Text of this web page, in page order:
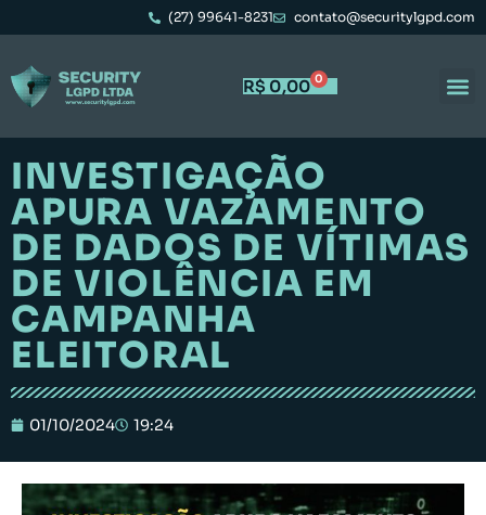
(27) 99641-8231 contato@securitylgpd.com
R$ 0,00 0
INVESTIGAÇÃO
APURA VAZAMENTO
DE DADOS DE VÍTIMAS
DE VIOLÊNCIA EM
CAMPANHA
ELEITORAL
01/10/2024 19:24